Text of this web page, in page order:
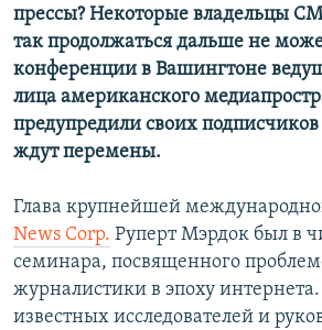
прессы? Некоторые владельцы
так продолжаться дальше не
конференции в Вашингтоне
лица американского
предупредили своих
ждут перемены.
Глава крупнейшей
News Corp. Руперт Мэрдок был в
семинара, посвященного
журналистики в эпоху интернета.
известных исследователей и